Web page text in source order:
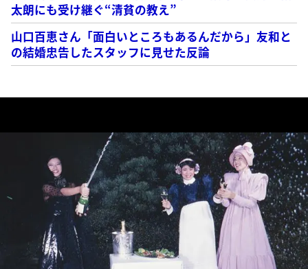
太朗にも受け継ぐ“清貧の教え”
山口百恵さん「面白いところもあるんだから」友和と
の結婚忠告したスタッフに見せた反論